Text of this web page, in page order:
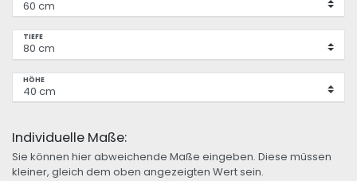
TIEFE
HÖHE
Individuelle Maße:
Sie können hier abweichende Maße eingeben. Diese müssen
kleiner, gleich dem oben angezeigten Wert sein.